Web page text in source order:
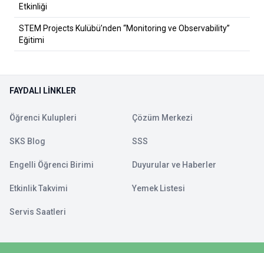
Etkinliği
STEM Projects Kulübü’nden “Monitoring ve Observability”
Eğitimi
FAYDALI LINKLER
Öğrenci Kulupleri Çözüm Merkezi
SKS Blog SSS
Engelli Öğrenci Birimi Duyurular ve Haberler
Etkinlik Takvimi Yemek Listesi
Servis Saatleri